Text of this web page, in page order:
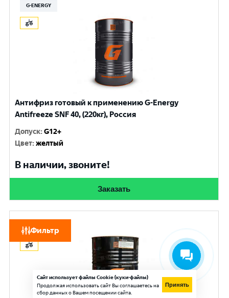
Фильтр
G-ENERGY
Антифриз готовый к применению G-Energy
Antifreeze SNF 40, (220кг), Россия
Допуск:G12+
Цвет:желтый
В наличии, звоните!
Заказать
G-ENERGY
Сайт использует файлы Cookie (куки-файлы)
Продолжая использовать сайт Вы соглашаетесь на
сбор данных о Вашем посещении сайта.
Принять